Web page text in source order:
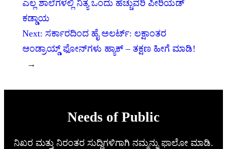
ಎಲ್ಲ ಶಾಲೆಗಳಲ್ಲಿ ನಿತ್ಯ ಒಂದು ಹೆಚ್ಚುವರಿ ಪೀರಿಯಡ್
ಕಡ್ಡಾಯ
Next: ಸರ್ಕಾರದಿಂದ ಹೈ ಅಲರ್ಟ್: ಲಕ್ಷಾಂತರ
ಆಂಡ್ರಾಯ್ಡ್ ಫೋನ್‌ಗಳು ಹ್ಯಾಕ್ – ತಕ್ಷಣ ಹೀಗೆ ಮಾಡಿ!
→
Needs of Public
ನಿಖರ ಮತ್ತು ನಿರಂತರ ಸುದ್ದಿಗಳಿಗಾಗಿ ನಮ್ಮನ್ನು ಫಾಲೋ ಮಾಡಿ.